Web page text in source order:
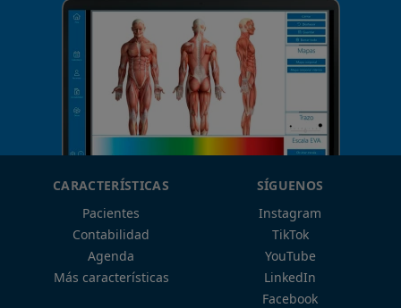
CARACTERÍSTICAS
Pacientes
Contabilidad
Agenda
Más características
SÍGUENOS
Instagram
TikTok
YouTube
LinkedIn
Facebook